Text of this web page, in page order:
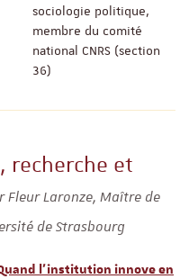
sociologie politique,
membre du comité
national CNRS (section
36)
recherche et
Fleur Laronze, Maître de
de Strasbourg
l’institution innove en